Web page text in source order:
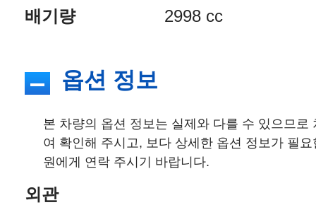
배기량
2998 cc
옵션 정보
본 차량의 옵션 정보는 실제와 다를 수 있으므로
여 확인해 주시고, 보다 상세한 옵션 정보가 필
원에게 연락 주시기 바랍니다.
외관